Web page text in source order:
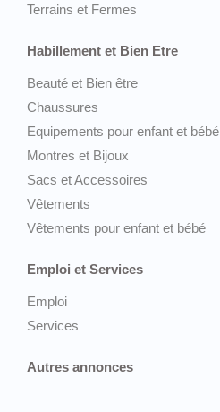
Terrains et Fermes
Habillement et Bien Etre
Beauté et Bien être
Chaussures
Equipements pour enfant et bébé
Montres et Bijoux
Sacs et Accessoires
Vêtements
Vêtements pour enfant et bébé
Emploi et Services
Emploi
Services
Autres annonces